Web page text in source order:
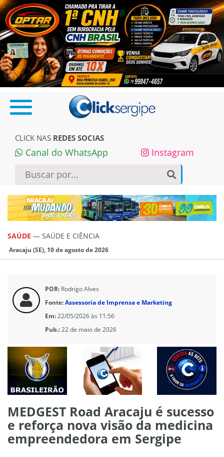
CLICK NAS REDES SOCIAS
Canal do WhatsApp Instagram
SAÚDE — SAÚDE E CIÊNCIA
Aracaju (SE), 10 de agosto de 2026
POR: Rodrigo Alves
Fonte:Assessoria de Imprensa e Marketing
Em:22/05/2026 às 11:56
Pub.:22 de maio de 2026
MEDGEST Road Aracaju é sucesso
e reforça nova visão da medicina
empreendedora em Sergipe